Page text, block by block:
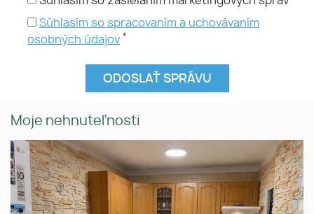
Súhlasím so spracovaním a uchovávaním
osobných údajov *
Moje nehnuteľnosti